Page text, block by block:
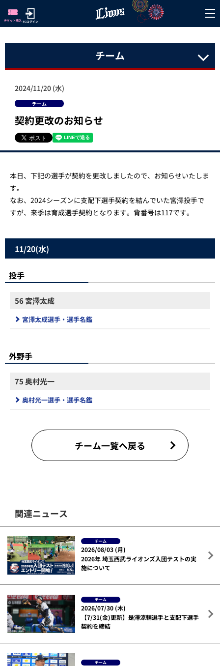
チーム
2024/11/20 (水)
チーム
契約更改のお知らせ
本日、下記の選手が契約を更改しましたので、お知らせいたしま
す。
なお、2024シーズンに支配下選手契約を結んでいた宮澤投手で
すが、来季は育成選手契約となります。背番号は117です。
11/20(水)
投手
56 宮澤太成
宮澤太成選手・選手名鑑
外野手
75 奥村光一
奥村光一選手・選手名鑑
チーム一覧へ戻る
関連ニュース
チーム
2026/08/03 (月)
2026年 埼玉西武ライオンズ入団テストの実
施について
チーム
2026/07/30 (木)
【7/31(金)更新】是澤涼輔選手と支配下選手
契約を締結
チーム